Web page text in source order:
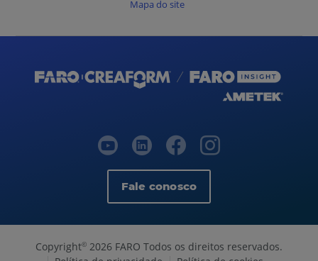
Mapa do site
Fale conosco
Copyright© 2026 FARO Todos os direitos reservados.